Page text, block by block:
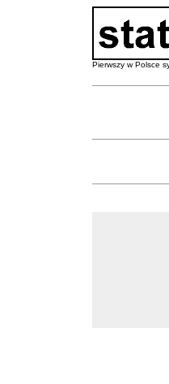
Pierwszy w Polsce